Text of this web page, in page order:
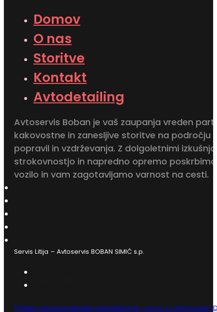
Domov
O nas
Storitve
Kontakt
Avtodetailing
Avtoservis Boban je vaš zaupanja vreden
kakovostne in zanesljive storitve na področju
popravil in vzdrževanja. Z dolgoletnimi
strokovnostjo in napredno opremo
vozilo in vam zagotavljamo varnost na cesti.
Servis Litija – Avtoservis BOBAN SIMIĆ s.p.
Politika zasebnostiSpletni piškotkiDizajn, razvoj in vzdrževanje: